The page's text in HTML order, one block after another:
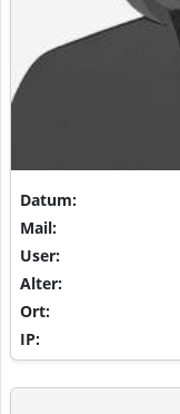
Datum:
Mail:
User:
Alter:
Ort:
IP: